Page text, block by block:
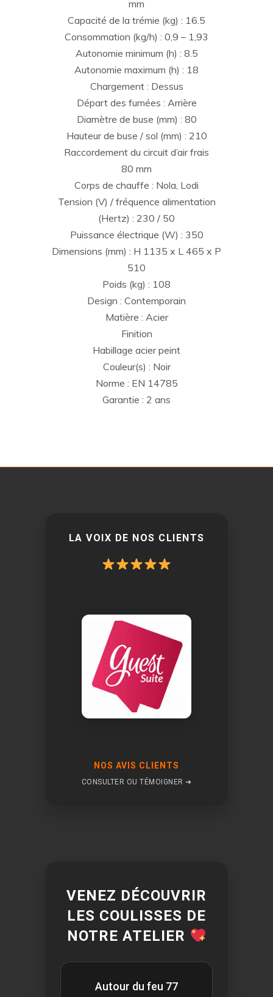
mm
Capacité de la trémie (kg) : 16.5
Consommation (kg/h) : 0,9 – 1,93
Autonomie minimum (h) : 8.5
Autonomie maximum (h) : 18
Chargement : Dessus
Départ des fumées : Arrière
Diamètre de buse (mm) : 80
Hauteur de buse / sol (mm) : 210
Raccordement du circuit d’air frais
80 mm
Corps de chauffe : Nola, Lodi
Tension (V) / fréquence alimentation
(Hertz) : 230 / 50
Puissance électrique (W) : 350
Dimensions (mm) : H 1135 x L 465 x P
510
Poids (kg) : 108
Design : Contemporain
Matière : Acier
Finition
Habillage acier peint
Couleur(s) : Noir
Norme : EN 14785
Garantie : 2 ans
LA VOIX DE NOS CLIENTS
NOS AVIS CLIENTS
CONSULTER OU TÉMOIGNER ➔
VENEZ DÉCOUVRIR
LES COULISSES DE
NOTRE ATELIER
Autour du feu 77